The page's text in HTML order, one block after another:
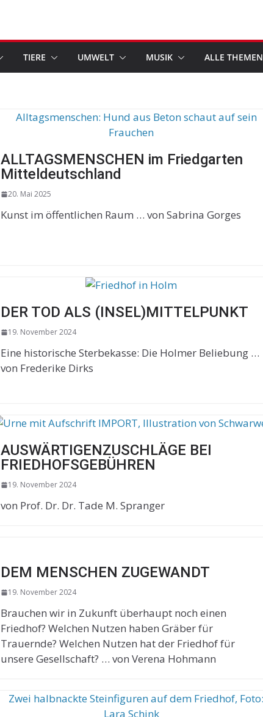
TIERE UMWELT MUSIK ALLE THEMEN
ALLTAGSMENSCHEN im Friedgarten
Mitteldeutschland
20. Mai 2025
Kunst im öffentlichen Raum … von Sabrina Gorges
DER TOD ALS (INSEL)MITTELPUNKT
19. November 2024
Eine historische Sterbekasse: Die Holmer Beliebung …
von Frederike Dirks
AUSWÄRTIGENZUSCHLÄGE BEI
FRIEDHOFSGEBÜHREN
19. November 2024
von Prof. Dr. Dr. Tade M. Spranger
DEM MENSCHEN ZUGEWANDT
19. November 2024
Brauchen wir in Zukunft überhaupt noch einen
Friedhof? Welchen Nutzen haben Gräber für
Trauernde? Welchen Nutzen hat der Friedhof für
unsere Gesellschaft? … von Verena Hohmann